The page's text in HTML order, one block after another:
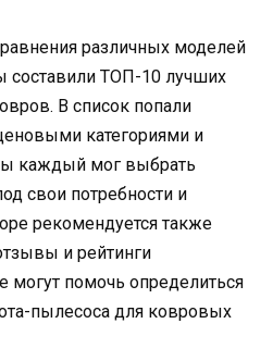
различных моделей
составили ТОП-10 лучших
В список попали
категориями и
каждый мог выбрать
свои потребности и
рекомендуется также
и рейтинги
могут помочь определиться
пылесоса для ковровых